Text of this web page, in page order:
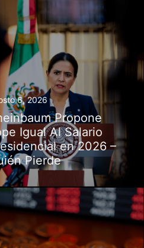
6, 2026
Propone
Igual Al Salario
en 2026 –
Pierde